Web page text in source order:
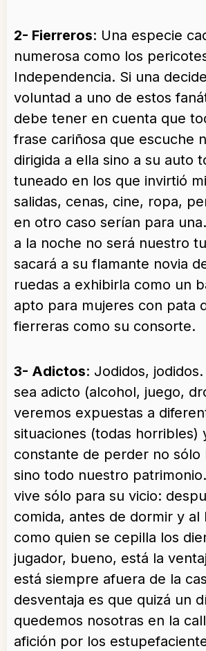
2- Fierreros: Una especie
numerosa como los
Independencia. Si una
voluntad a uno de estos
debe tener en cuenta que
frase cariñosa que escuche
dirigida a ella sino a su auto
tuneado en los que invirtió
salidas, cenas, cine, ropa,
en otro caso serían para
a la noche no será nuestro
sacará a su flamante novia
ruedas a exhibirla como un
apto para mujeres con pata
fierreras como su consorte.
3- Adictos: Jodidos,
sea adicto (alcohol, juego,
veremos expuestas a
situaciones (todas horribles)
constante de perder no sólo
sino todo nuestro
vive sólo para su vicio:
comida, antes de dormir y al
como quien se cepilla los
jugador, bueno, está la
está siempre afuera de la
desventaja es que quizá un
quedemos nosotras en la
afición por los